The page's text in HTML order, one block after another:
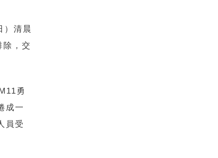
）清晨
，交
勇
成一
員受